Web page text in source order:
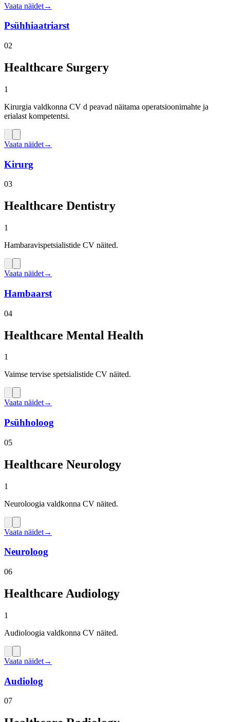
Vaata näidet→
Psühhiaatriarst
02
Healthcare Surgery
1
Kirurgia valdkonna CV d peavad näitama operatsioonimahte ja
erialast kompetentsi.
Vaata näidet→
Kirurg
03
Healthcare Dentistry
1
Hambaravispetsialistide CV näited.
Vaata näidet→
Hambaarst
04
Healthcare Mental Health
1
Vaimse tervise spetsialistide CV näited.
Vaata näidet→
Psühholoog
05
Healthcare Neurology
1
Neuroloogia valdkonna CV näited.
Vaata näidet→
Neuroloog
06
Healthcare Audiology
1
Audioloogia valdkonna CV näited.
Vaata näidet→
Audiolog
07